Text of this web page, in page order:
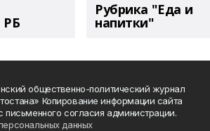
РБ
Рубрика "Еда и
напитки"
общественно-политический журнал
Копирование информации сайта
письменного согласия администрации.
данных